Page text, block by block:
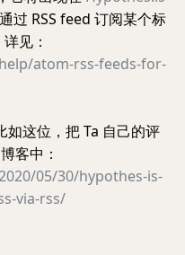
过 RSS feed 订阅某个标
见：
atom-rss-feeds-for-
如这位，把 Ta 自己的评
客中：
05/30/hypothes-is-
via-rss/